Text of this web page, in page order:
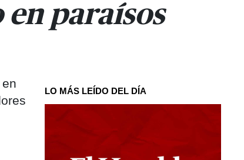
en paraísos
LO MÁS LEÍDO DEL DÍA